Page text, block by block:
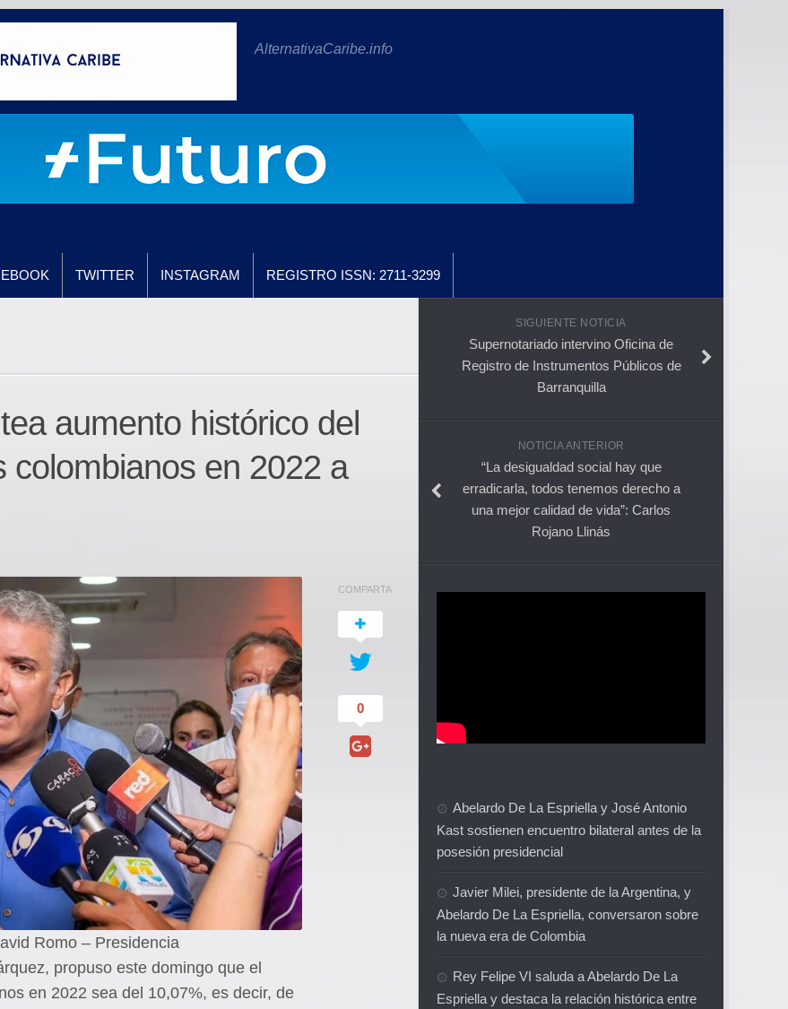
AlternativaCaribe.info
TWITTER INSTAGRAM REGISTRO ISSN: 2711-3299
aumento histórico del
colombianos en 2022 a
Romo – Presidencia
propuso este domingo que el
en 2022 sea del 10,07%, es decir, de
COMPARTA
0
SIGUIENTE NOTICIA
Supernotariado intervino Oficina de
Registro de Instrumentos Públicos de
Barranquilla
NOTICIA ANTERIOR
“La desigualdad social hay que
erradicarla, todos tenemos derecho a
una mejor calidad de vida”: Carlos
Rojano Llinás
Abelardo De La Espriella y José Antonio
Kast sostienen encuentro bilateral antes de la
posesión presidencial
Javier Milei, presidente de la Argentina, y
Abelardo De La Espriella, conversaron sobre
la nueva era de Colombia
Rey Felipe VI saluda a Abelardo De La
Espriella y destaca la relación histórica entre